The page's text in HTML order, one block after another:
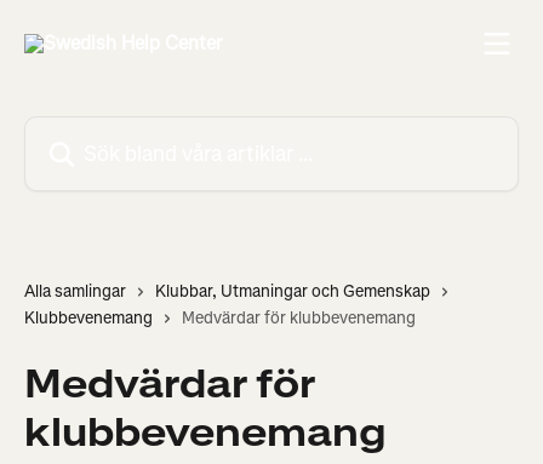
Alla samlingar
Klubbar, Utmaningar och Gemenskap
Klubbevenemang
Medvärdar för klubbevenemang
Medvärdar för
klubbevenemang